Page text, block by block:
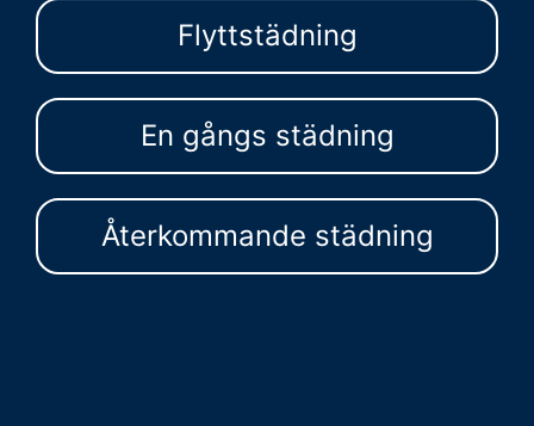
Flyttstädning
En gångs städning
Återkommande städning